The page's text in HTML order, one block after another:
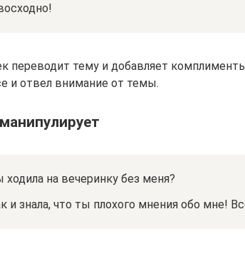
переводит тему и добавляет
и отвел внимание от темы.
ходила на вечеринку без меня?
и знала, что ты плохого мнения обо мне!